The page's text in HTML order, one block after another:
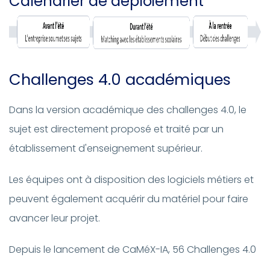
Challenges 4.0 académiques
Dans la version académique des challenges 4.0, le
sujet est directement proposé et traité par un
établissement d'enseignement supérieur.
Les équipes ont à disposition des logiciels métiers et
peuvent également acquérir du matériel pour faire
avancer leur projet.
Depuis le lancement de CaMéX-IA, 56 Challenges 4.0